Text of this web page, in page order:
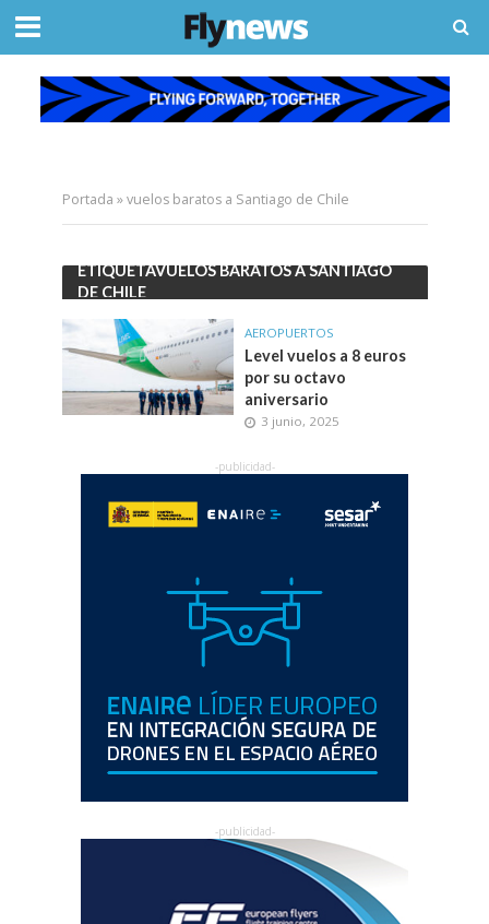
Portada »vuelos baratos a Santiago de Chile
ETIQUETAVUELOS BARATOS A SANTIAGO
DE CHILE
AEROPUERTOS
Level vuelos a 8 euros
por su octavo
aniversario
3 junio, 2025